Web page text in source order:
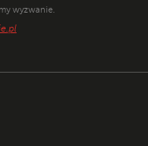
wyzwanie.